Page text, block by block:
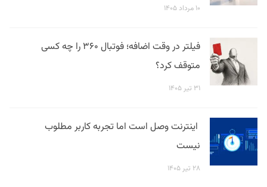
۱۰ مرداد ۱۴۰۵
فیلتر در وقت اضافه؛ فوتبال ۳۶۰ را چه کسی
متوقف کرد؟
۳۱ تیر ۱۴۰۵
اینترنت وصل است اما تجربه کاربر مطلوب
نیست
۲۸ تیر ۱۴۰۵